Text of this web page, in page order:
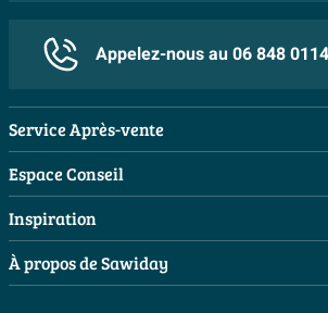
Appelez-nous au 06 848 0114
Service Après-vente
FAQ
Commander
Payer
Livraison / retrait
Espace Conseil
Visite sur rendez-vous
Demandez votre devis
Planificateur 3D
Inspiration
Salles de bains complètes
Inspiration toilettes
À propos de Sawiday